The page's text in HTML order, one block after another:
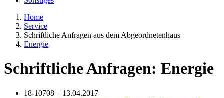
Home
Service
Schriftliche Anfragen aus dem Abgeordnetenhaus
Energie
Schriftliche Anfragen: Energie
18-10708 – 13.04.2017